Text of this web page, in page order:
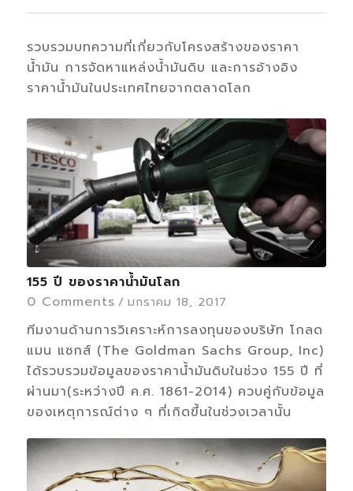
รวบรวมบทความที่เกี่ยวกับโครงสร้างของราคา
น้ำมัน การจัดหาแหล่งน้ำมันดิบ และการอ้างอิง
ราคาน้ำมันในประเทศไทยจากตลาดโลก
155 ปี ของราคาน้ำมันโลก
0 Comments / มกราคม 18, 2017
ทีมงานด้านการวิเคราะห์การลงทุนของบริษัท โกลด
แมน แซกส์ (The Goldman Sachs Group, Inc)
ได้รวบรวมข้อมูลของราคาน้ำมันดิบในช่วง 155 ปี ที่
ผ่านมา(ระหว่างปี ค.ศ. 1861-2014) ควบคู่กับข้อมูล
ของเหตุการณ์ต่าง ๆ ที่เกิดขึ้นในช่วงเวลานั้น